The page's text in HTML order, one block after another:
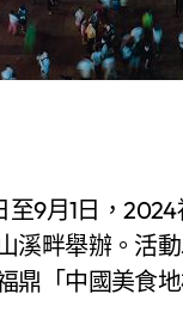
9月1日，
溪畔舉辦。活
鼎「中國美食